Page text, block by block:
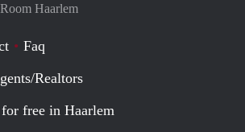
Haarlem
Faq
Realtors
free in Haarlem